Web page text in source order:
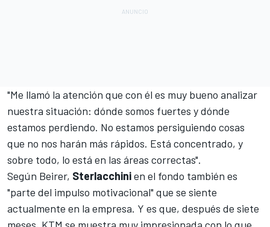
"Me llamó la atención que con él es muy bueno analizar
nuestra situación: dónde somos fuertes y dónde
estamos perdiendo. No estamos persiguiendo cosas
que no nos harán más rápidos. Está concentrado, y
sobre todo, lo está en las áreas correctas".
Según Beirer, Sterlacchinien el fondo también es
"parte del impulso motivacional" que se siente
actualmente en la empresa. Y es que, después de siete